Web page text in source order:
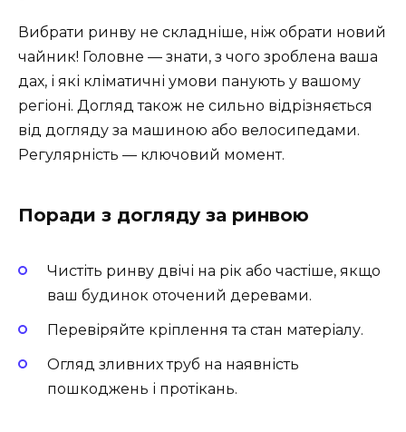
Вибрати ринву не складніше, ніж обрати новий
чайник! Головне — знати, з чого зроблена ваша
дах, і які кліматичні умови панують у вашому
регіоні. Догляд також не сильно відрізняється
від догляду за машиною або велосипедами.
Регулярність — ключовий момент.
Поради з догляду за ринвою
Чистіть ринву двічі на рік або частіше, якщо
ваш будинок оточений деревами.
Перевіряйте кріплення та стан матеріалу.
Огляд зливних труб на наявність
пошкоджень і протікань.